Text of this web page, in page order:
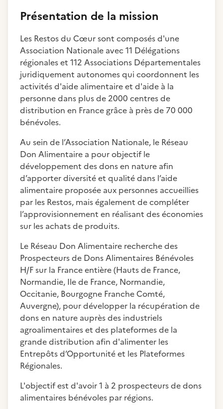
Présentation de la mission
Les Restos du Cœur sont composés d'une
Association Nationale avec 11 Délégations
régionales et 112 Associations Départementales
juridiquement autonomes qui coordonnent les
activités d'aide alimentaire et d'aide à la
personne dans plus de 2000 centres de
distribution en France grâce à près de 70 000
bénévoles.
Au sein de l’Association Nationale, le Réseau
Don Alimentaire a pour objectif le
développement des dons en nature afin
d’apporter diversité et qualité dans l’aide
alimentaire proposée aux personnes accueillies
par les Restos, mais également de compléter
l’approvisionnement en réalisant des économies
sur les achats de produits.
Le Réseau Don Alimentaire recherche des
Prospecteurs de Dons Alimentaires Bénévoles
H/F sur la France entière (Hauts de France,
Normandie, Ile de France, Normandie,
Occitanie, Bourgogne Franche Comté,
Auvergne), pour développer la récupération de
dons en nature auprès des industriels
agroalimentaires et des plateformes de la
grande distribution afin d'alimenter les
Entrepôts d’Opportunité et les Plateformes
Régionales.
L'objectif est d'avoir 1 à 2 prospecteurs de dons
alimentaires bénévoles par régions.